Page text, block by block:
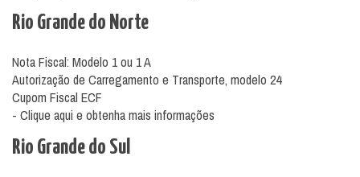
Rio Grande do Norte
Nota Fiscal: Modelo 1 ou 1 A
Autorização de Carregamento e Transporte, modelo 24
Cupom Fiscal ECF
- Clique aqui e obtenha mais informações
Rio Grande do Sul